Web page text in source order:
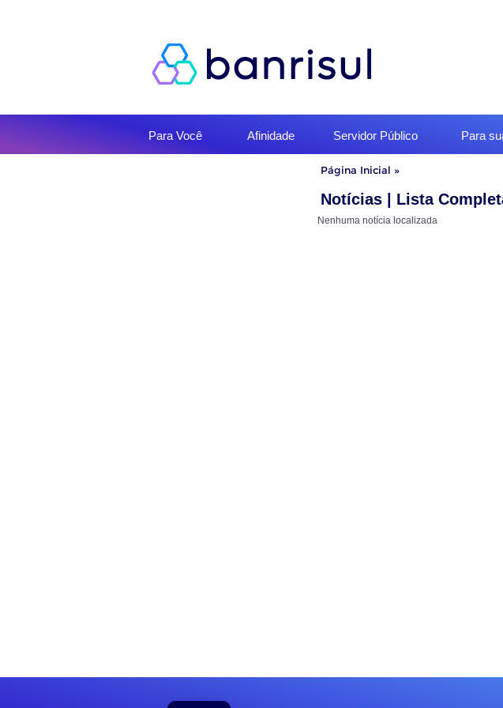
do
menu
Para Você Afinidade Servidor Público Para
Início
conteúdo
Página Inicial »
Notícias | Lista
Nenhuma notícia localizada